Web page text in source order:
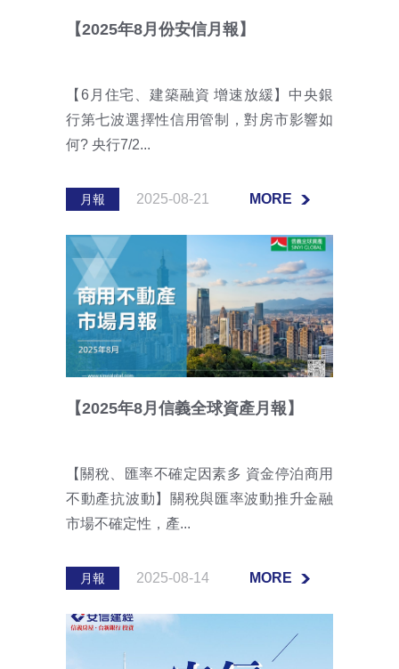
【2025年8月份安信月報】
【6月住宅、建築融資 增速放緩】中央銀
行第七波選擇性信用管制，對房市影響如
何? 央行7/2...
月報 2025-08-21 MORE
MORE
【2025年8月信義全球資產月報】
【關稅、匯率不確定因素多 資金停泊商用
不動產抗波動】關稅與匯率波動推升金融
市場不確定性，產...
月報 2025-08-14 MORE
MORE